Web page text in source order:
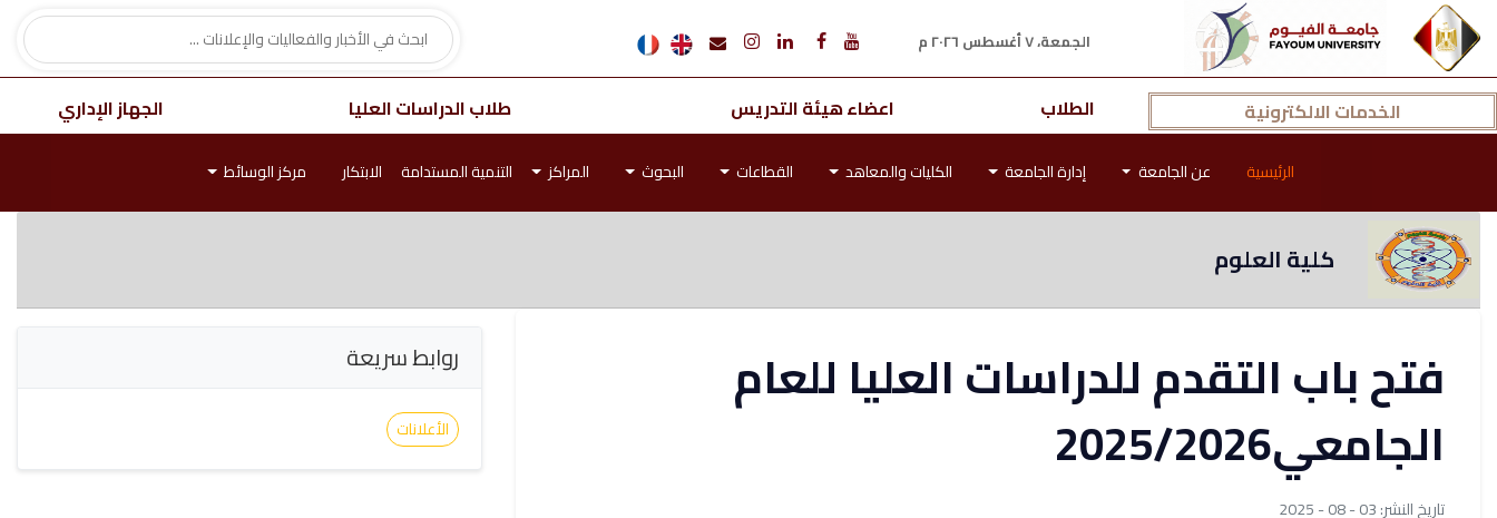
الجمعة، ٧ أغسطس ٢٠٢٦ م
الخدمات الالكترونية الطلاب اعضاء هيئة التدريس طلاب الدراسات العليا الجهاز الإداري
الرئيسية عن الجامعة إدارة الجامعة الكليات والمعاهد القطاعات البحوث المراكز التنمية المستدامة الابتكار مركز الوسائط
كلية العلوم
فتح باب التقدم للدراسات العليا للعام
الجامعي2025/2026
تاريخ النشر: 03 - 08 - 2025
روابط سريعة
الأعلانات